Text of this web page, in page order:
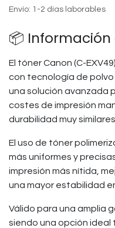
Envío: 1-2 días laborables
📦
El tóner Canon (C-
con tecnología de polvo
una solución avanzada
costes de impresión
durabilidad muy
El uso de tóner
más uniformes y
impresión más nítida,
una mayor estabilidad
Válido para una amplia
siendo una opción